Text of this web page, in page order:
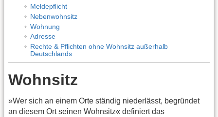
Meldepflicht
Nebenwohnsitz
Wohnung
Adresse
Rechte & Pflichten ohne Wohnsitz außerhalb
Deutschlands
Wohnsitz
»Wer sich an einem Orte ständig niederlässt, begründet
an diesem Ort seinen Wohnsitz« definiert das